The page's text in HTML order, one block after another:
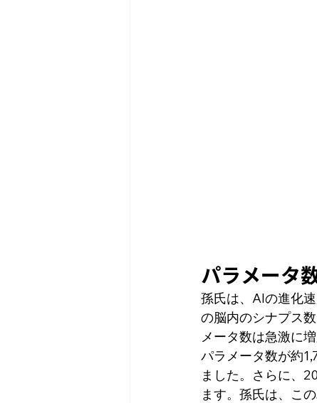
パラメータ
孫氏は、AIの進化
の脳内のシナプス
メータ数は急激に
パラメータ数が約
ました。さらに、
ます。孫氏は、こ